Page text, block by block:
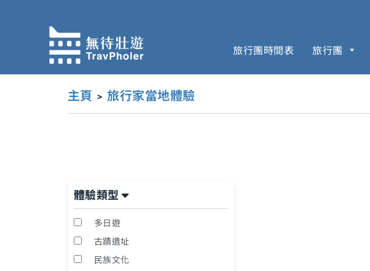
旅行團時間表 旅行團
主頁 旅行家當地體驗
體驗類型
多日遊
古蹟遺址
民族文化